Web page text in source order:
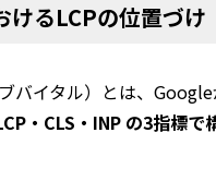
るLCPの位置づけ
バイタル）とは、
・CLS・INP の3指標で